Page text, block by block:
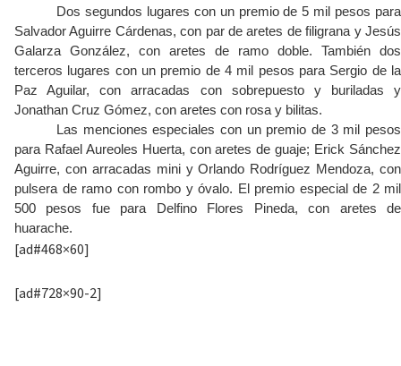
Dos segundos lugares con un premio de 5 mil pesos para
Salvador Aguirre Cárdenas, con par de aretes de filigrana y Jesús
Galarza González, con aretes de ramo doble. También dos
terceros lugares con un premio de 4 mil pesos para Sergio de la
Paz Aguilar, con arracadas con sobrepuesto y buriladas y
Jonathan Cruz Gómez, con aretes con rosa y bilitas.
Las menciones especiales con un premio de 3 mil pesos
para Rafael Aureoles Huerta, con aretes de guaje; Erick Sánchez
Aguirre, con arracadas mini y Orlando Rodríguez Mendoza, con
pulsera de ramo con rombo y óvalo. El premio especial de 2 mil
500 pesos fue para Delfino Flores Pineda, con aretes de
huarache.
[ad#468×60]
[ad#728×90-2]